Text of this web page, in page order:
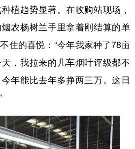
植趋势显著。在收购站现场，
农杨树兰手里拿着刚结算的单
住的喜悦：“今年我家种了78亩
，我拉来的几车烟叶评级都不
年能比去年多挣两三万。这日